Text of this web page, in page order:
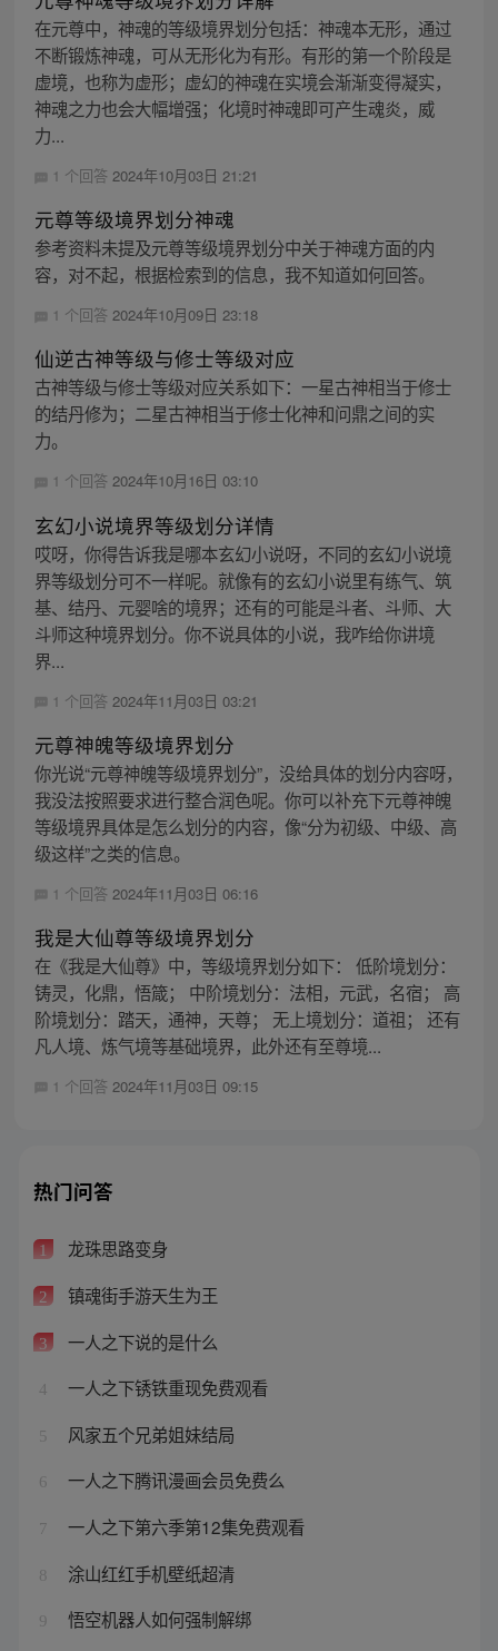
在元尊中，神魂的等级境界划分包括：神魂本无形，通过
不断锻炼神魂，可从无形化为有形。有形的第一个阶段是
虚境，也称为虚形；虚幻的神魂在实境会渐渐变得凝实，
神魂之力也会大幅增强；化境时神魂即可产生魂炎，威
力...
1 个回答 2024年10月03日 21:21
元尊等级境界划分神魂
参考资料未提及元尊等级境界划分中关于神魂方面的内
容，对不起，根据检索到的信息，我不知道如何回答。
1 个回答 2024年10月09日 23:18
仙逆古神等级与修士等级对应
古神等级与修士等级对应关系如下：一星古神相当于修士
的结丹修为；二星古神相当于修士化神和问鼎之间的实
力。
1 个回答 2024年10月16日 03:10
玄幻小说境界等级划分详情
哎呀，你得告诉我是哪本玄幻小说呀，不同的玄幻小说境
界等级划分可不一样呢。就像有的玄幻小说里有练气、筑
基、结丹、元婴啥的境界；还有的可能是斗者、斗师、大
斗师这种境界划分。你不说具体的小说，我咋给你讲境
界...
1 个回答 2024年11月03日 03:21
元尊神魄等级境界划分
你光说“元尊神魄等级境界划分”，没给具体的划分内容呀，
我没法按照要求进行整合润色呢。你可以补充下元尊神魄
等级境界具体是怎么划分的内容，像“分为初级、中级、高
级这样”之类的信息。
1 个回答 2024年11月03日 06:16
我是大仙尊等级境界划分
在《我是大仙尊》中，等级境界划分如下： 低阶境划分：
铸灵，化鼎，悟箴； 中阶境划分：法相，元武，名宿； 高
阶境划分：踏天，通神，天尊； 无上境划分：道祖； 还有
凡人境、炼气境等基础境界，此外还有至尊境...
1 个回答 2024年11月03日 09:15
热门问答
1 龙珠思路变身
2 镇魂街手游天生为王
3 一人之下说的是什么
4 一人之下锈铁重现免费观看
5 风家五个兄弟姐妹结局
6 一人之下腾讯漫画会员免费么
7 一人之下第六季第12集免费观看
8 涂山红红手机壁纸超清
9 悟空机器人如何强制解绑